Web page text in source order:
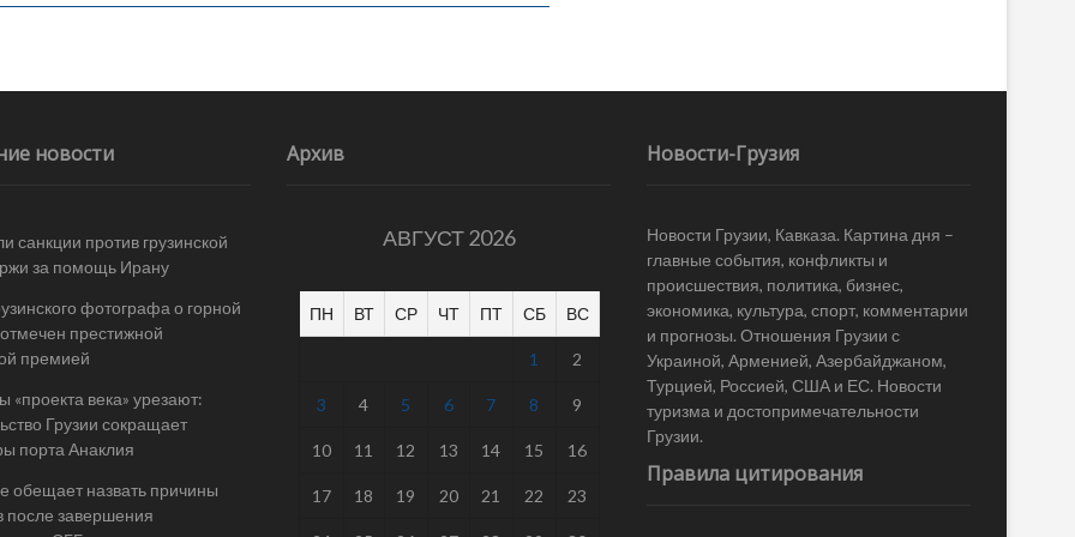
новости
санкции против грузинской
за помощь Ирану
фотографа о горной
престижной
премией
«проекта века» урезают:
Грузии сокращает
порта Анаклия
обещает назвать причины
после завершения
Архив
АВГУСТ 2026
ПН ВТ СР ЧТ ПТ СБ ВС
1 2
3 4 5 6 7 8 9
10 11 12 13 14 15 16
17 18 19 20 21 22 23
Новости-Грузия
Новости Грузии, Кавказа. Картина дня –
главные события, конфликты и
происшествия, политика, бизнес,
экономика, культура, спорт, комментарии
и прогнозы. Отношения Грузии с
Украиной, Арменией, Азербайджаном,
Турцией, Россией, США и ЕС. Новости
туризма и достопримечательности
Грузии.
Правила цитирования